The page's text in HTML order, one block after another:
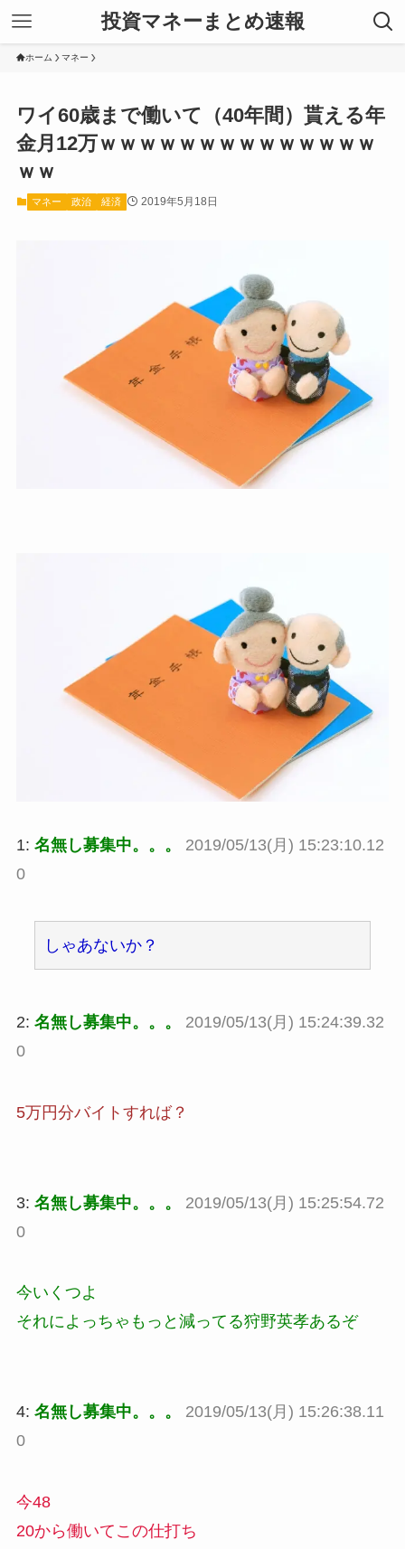
投資マネーまとめ速報
ホーム マネー
ワイ60歳まで働いて（40年間）貰える年
金月12万ｗｗｗｗｗｗｗｗｗｗｗｗｗｗ
ｗｗ
マネー 政治 経済 2019年5月18日
1: 名無し募集中。。。
2019/05/13(月) 15:23:10.12
0
しゃあないか？
2: 名無し募集中。。。
2019/05/13(月) 15:24:39.32
0
5万円分バイトすれば？
3: 名無し募集中。。。
2019/05/13(月) 15:25:54.72
0
今いくつよ
それによっちゃもっと減ってる狩野英孝あるぞ
4: 名無し募集中。。。
2019/05/13(月) 15:26:38.11
0
今48
20から働いてこの仕打ち